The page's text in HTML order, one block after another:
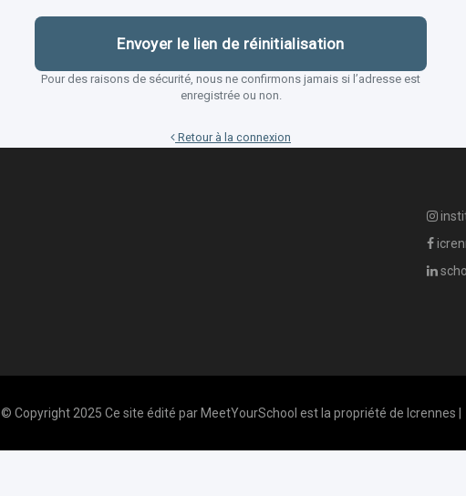
Envoyer le lien de réinitialisation
Pour des raisons de sécurité, nous ne confirmons jamais si l’adresse est
enregistrée ou non.
Retour à la connexion
© Copyright 2025 Ce site édité par MeetYourSchool est la propriété de Icrennes |